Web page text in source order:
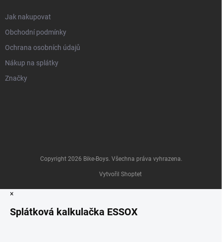
Jak nakupovat
Obchodní podmínky
Ochrana osobních údajů
Nákup na splátky
Značky
Vytvořil Shoptet
Copyright 2026 Bike-Boys. Všechna práva vyhrazena.
×
Splátková kalkulačka ESSOX